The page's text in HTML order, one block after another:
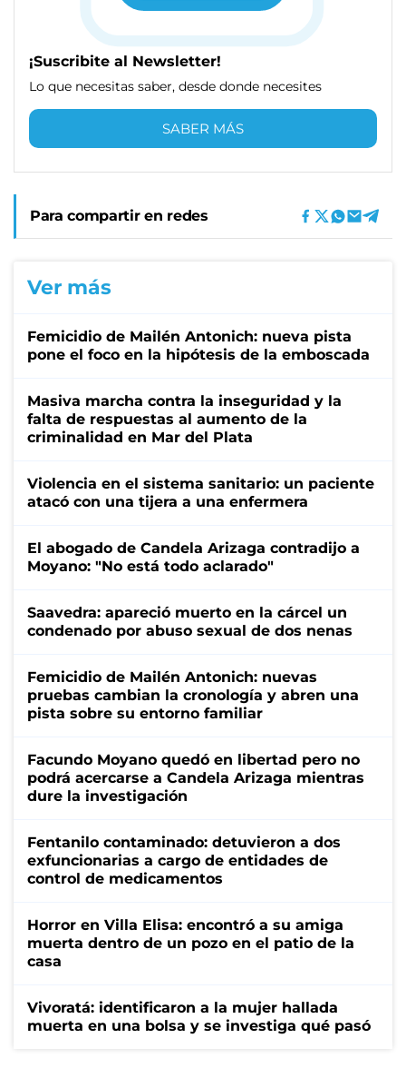
¡Suscribite al Newsletter!
Lo que necesitas saber, desde donde necesites
SABER MÁS
Para compartir en redes
Ver más
Femicidio de Mailén Antonich: nueva pista
pone el foco en la hipótesis de la emboscada
Masiva marcha contra la inseguridad y la
falta de respuestas al aumento de la
criminalidad en Mar del Plata
Violencia en el sistema sanitario: un paciente
atacó con una tijera a una enfermera
El abogado de Candela Arizaga contradijo a
Moyano: "No está todo aclarado"
Saavedra: apareció muerto en la cárcel un
condenado por abuso sexual de dos nenas
Femicidio de Mailén Antonich: nuevas
pruebas cambian la cronología y abren una
pista sobre su entorno familiar
Facundo Moyano quedó en libertad pero no
podrá acercarse a Candela Arizaga mientras
dure la investigación
Fentanilo contaminado: detuvieron a dos
exfuncionarias a cargo de entidades de
control de medicamentos
Horror en Villa Elisa: encontró a su amiga
muerta dentro de un pozo en el patio de la
casa
Vivoratá: identificaron a la mujer hallada
muerta en una bolsa y se investiga qué pasó